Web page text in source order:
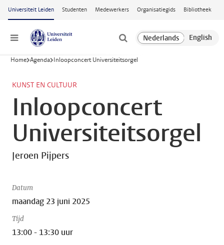
Ga naar hoofdinhoud
Universiteit Leiden Studenten Medewerkers Organisatiegids Bibliotheek
Menu
Home Agenda Inloopconcert Universiteitsorgel
KUNST EN CULTUUR
Inloopconcert
Universiteitsorgel
Jeroen Pijpers
Datum
maandag 23 juni 2025
Tijd
13:00 - 13:30 uur